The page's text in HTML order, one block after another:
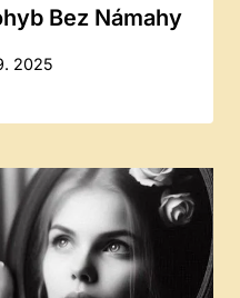
Bez Námahy
2025